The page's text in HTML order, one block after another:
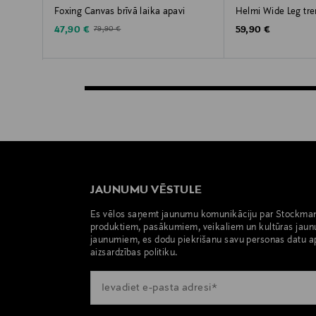
Foxing Canvas brīvā laika apavi
Discounted Price
47,90 € Original Price
79,90 €
Helmi Wide Leg
Original Price
59,90 €
JAUNUMU VĒSTULE
Es vēlos saņemt jaunumu komunikāciju par
produktiem, pasākumiem, veikaliem un kultūras
jaunumiem, es dodu piekrišanu savu personas datu
aizsardzības politiku.